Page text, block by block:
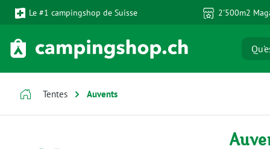
au contenu principal
Passer à la recherche
Passer à la navigation principale
Le #1 campingshop de Suisse 2'500m2
Tentes Auvents